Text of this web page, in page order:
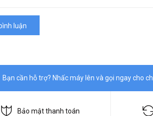
luận
Bạn cần hỗ trợ? Nhấc máy lên và gọi ngay cho
Bảo mật thanh toán